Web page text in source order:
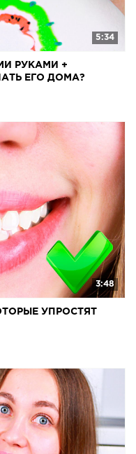
5:34
РУКАМИ +
ЕГО ДОМА?
3:48
УПРОСТЯТ